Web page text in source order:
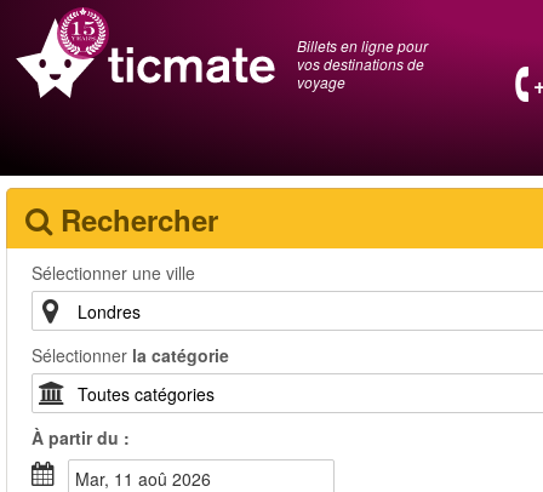
Billets en ligne pour
vos destinations de
voyage
Rechercher
Sélectionner une ville
Sélectionner la catégorie
À partir du :
mar, 11 aoû 2026